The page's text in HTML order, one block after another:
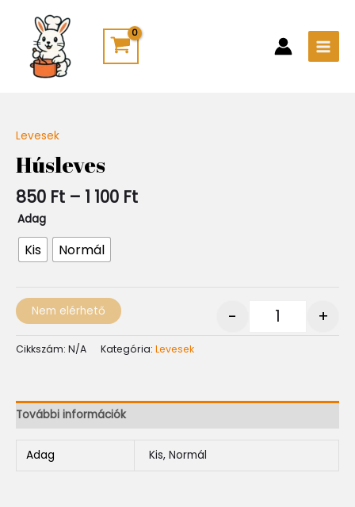
content
Levesek
Húsleves
850 Ft – 1 100 Ft1
100 Ft
Adag
Kis Normál
- +
Nem elérhető
Cikkszám: N/A Kategória: Levesek
További információk
Adag Kis, Normál